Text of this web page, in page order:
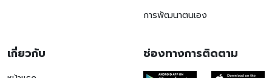
การพัฒนาตนเอง
เกี่ยวกับ ช่องทางการติดตาม